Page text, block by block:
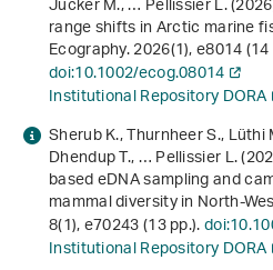
range shifts in Arctic marine
Ecography.2026(1), e8014
doi:10.1002/ecog.08014
Institutional Repository DORA
Sherub K., Thurnheer S., Lüthi
Dhendup T., … Pellissier L.
based eDNA sampling and
mammal diversity in North-
8(1), e70243 (13 pp.).
Institutional Repository DORA